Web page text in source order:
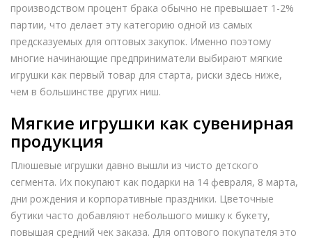
производством процент брака обычно не превышает 1-2%
партии, что делает эту категорию одной из самых
предсказуемых для оптовых закупок. Именно поэтому
многие начинающие предприниматели выбирают мягкие
игрушки как первый товар для старта, риски здесь ниже,
чем в большинстве других ниш.
Мягкие игрушки как сувенирная
продукция
Плюшевые игрушки давно вышли из чисто детского
сегмента. Их покупают как подарки на 14 февраля, 8 марта,
дни рождения и корпоративные праздники. Цветочные
бутики часто добавляют небольшого мишку к букету,
повышая средний чек заказа. Для оптового покупателя это